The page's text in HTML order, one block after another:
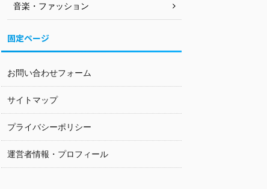
音楽・ファッション
固定ページ
お問い合わせフォーム
サイトマップ
プライバシーポリシー
運営者情報・プロフィール